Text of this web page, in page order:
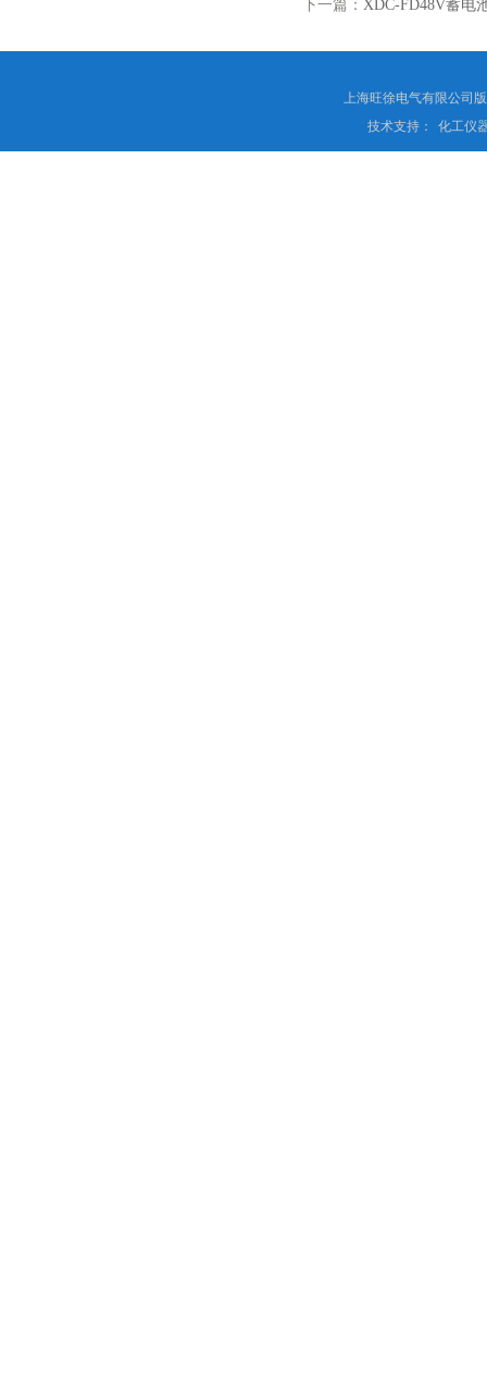
下一篇： XDC-FD48V蓄电
上海旺徐电气有限公司
技术支持：
化工仪